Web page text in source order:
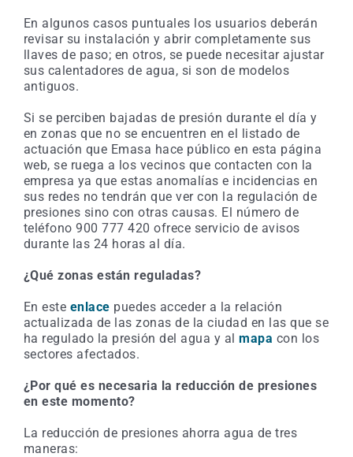
En algunos casos puntuales los usuarios deberán
revisar su instalación y abrir completamente sus
llaves de paso; en otros, se puede necesitar ajustar
sus calentadores de agua, si son de modelos
antiguos.
Si se perciben bajadas de presión durante el día y
en zonas que no se encuentren en el listado de
actuación que Emasa hace público en esta página
web, se ruega a los vecinos que contacten con la
empresa ya que estas anomalías e incidencias en
sus redes no tendrán que ver con la regulación de
presiones sino con otras causas. El número de
teléfono 900 777 420 ofrece servicio de avisos
durante las 24 horas al día.
¿Qué zonas están reguladas?
En este enlace puedes acceder a la relación
actualizada de las zonas de la ciudad en las que se
ha regulado la presión del agua y almapa con los
sectores afectados.
¿Por qué es necesaria la reducción de presiones
en este momento?
La reducción de presiones ahorra agua de tres
maneras: